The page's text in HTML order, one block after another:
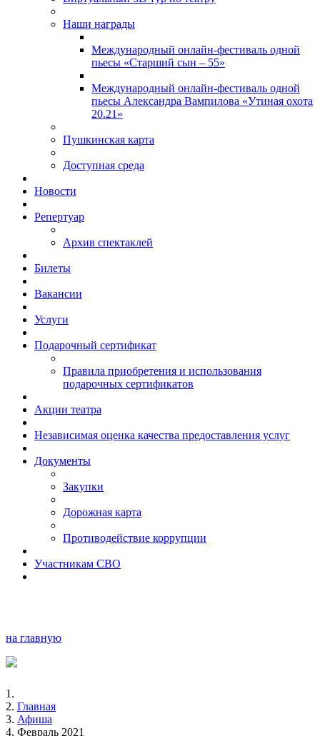
Наши награды
Международный онлайн-фестиваль одной
пьесы «Старший сын – 55»
Международный онлайн-фестиваль одной
пьесы Александра Вампилова «Утиная охота
20.21»
Пушкинская карта
Доступная среда
Новости
Репертуар
Архив спектаклей
Билеты
Вакансии
Услуги
Подарочный сертификат
Правила приобретения и использования
подарочных сертификатов
Акции театра
Независимая оценка качества предоставления услуг
Документы
Закупки
Дорожная карта
Противодействие коррупции
Участникам СВО
на главную
Главная
Афиша
Февраль 2021